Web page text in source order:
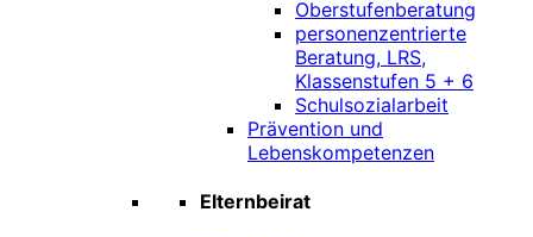
Oberstufenberatung
personenzentrierte
Beratung, LRS,
Klassenstufen 5 + 6
Schulsozialarbeit
Prävention und
Lebenskompetenzen
Elternbeirat